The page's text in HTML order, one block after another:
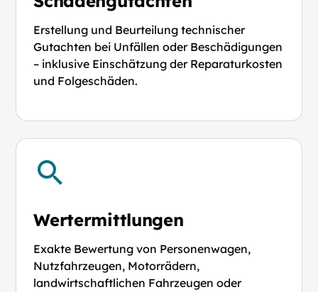
Erstellung und Beurteilung technischer
Gutachten bei Unfällen oder Beschädigungen
– inklusive Einschätzung der Reparaturkosten
und Folgeschäden.
Wertermittlungen
Exakte Bewertung von Personenwagen,
Nutzfahrzeugen, Motorrädern,
landwirtschaftlichen Fahrzeugen oder